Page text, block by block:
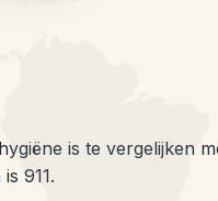
is te
911.